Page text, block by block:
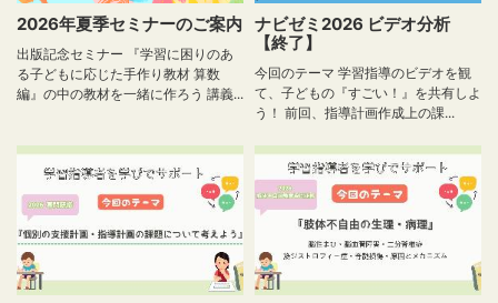
2026年夏季セミナーのご案内
出版記念セミナー 『学習に困りのあ
る子どもに応じた手作り教材 算数
編』の中の教材を一緒に作ろう 講義...
ナビゼミ2026 ビデオ分析
【終了】
今回のテーマ 学習指導のビデオを観
て、子どもの『すごい！』を共有しよ
う！ 前回、指導計画作成上の課...